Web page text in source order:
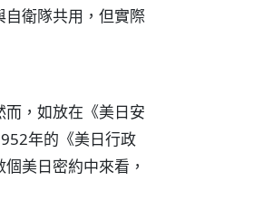
衛隊共用，但實際
，如放在《美日安
年的《美日行政
美日密約中來看，